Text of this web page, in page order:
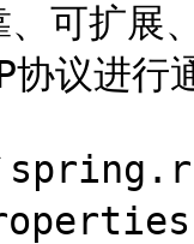
、可扩
协议进行